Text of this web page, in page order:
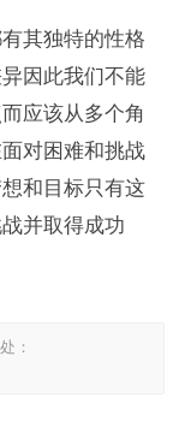
其独特的性格
因此我们不能
应该从多个角
对困难和挑战
和目标只有这
并取得成功
：